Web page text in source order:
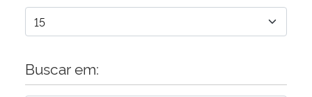
Buscar em: